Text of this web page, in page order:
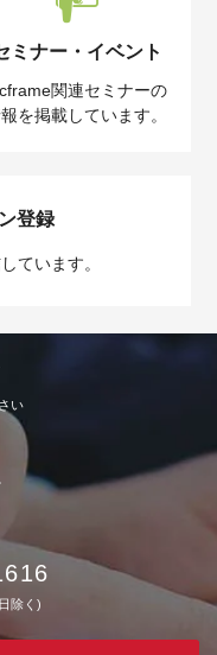
ミナー・イベント
関連セミナーの
を掲載しています。
登録
ています。
い
除く)